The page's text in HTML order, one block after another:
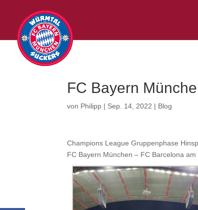
FC Bayern
von Philipp | Sep. 14, 2022 | Blog
Champions League Gruppenphase
FC Bayern München – FC Barcelona